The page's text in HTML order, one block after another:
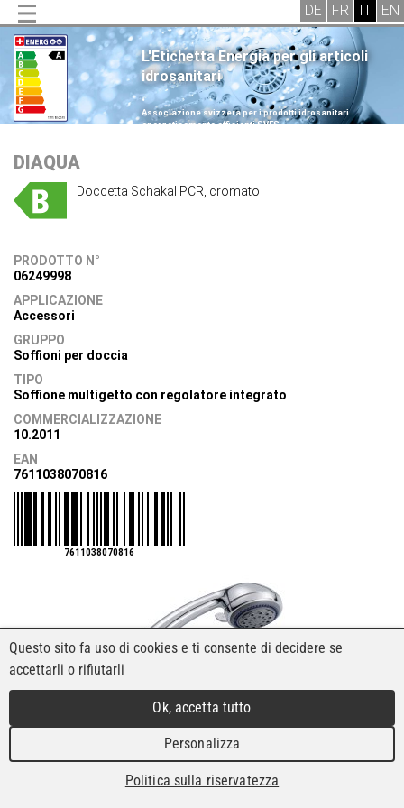
L'Etichetta Energia per gli articoli
idrosanitari
.
Associazione svizzera per i prodotti idrosanitari
energeticamente efficienti SVES
DIAQUA
Doccetta Schakal PCR, cromato
PRODOTTO N°
06249998
APPLICAZIONE
Accessori
GRUPPO
Soffioni per doccia
TIPO
Soffione multigetto con regolatore integrato
COMMERCIALIZZAZIONE
10.2011
EAN
7611038070816
7611038070816
Questo sito fa uso di cookies e ti consente di decidere se
accettarli o rifiutarli
Ok, accetta tutto
Personalizza
Politica sulla riservatezza